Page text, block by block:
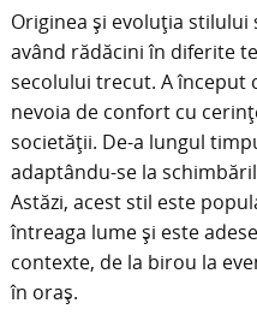
Originea și evoluția stilului
având rădăcini în diferite
secolului trecut. A început
nevoia de confort cu
societății. De-a lungul
adaptându-se la
Astăzi, acest stil este
întreaga lume și este
contexte, de la birou la
în oraș.